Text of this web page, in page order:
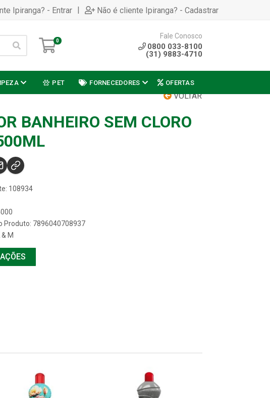
Ipiranga? - Entrar | Não é cliente Ipiranga? - Cadastrar
0
Fale Conosco
0800 033-8100
(31) 9883-4710
PET FORNECEDORES OFERTAS
VOLTAR
BANHEIRO SEM CLORO
108934
Produto: 7896040708937
M